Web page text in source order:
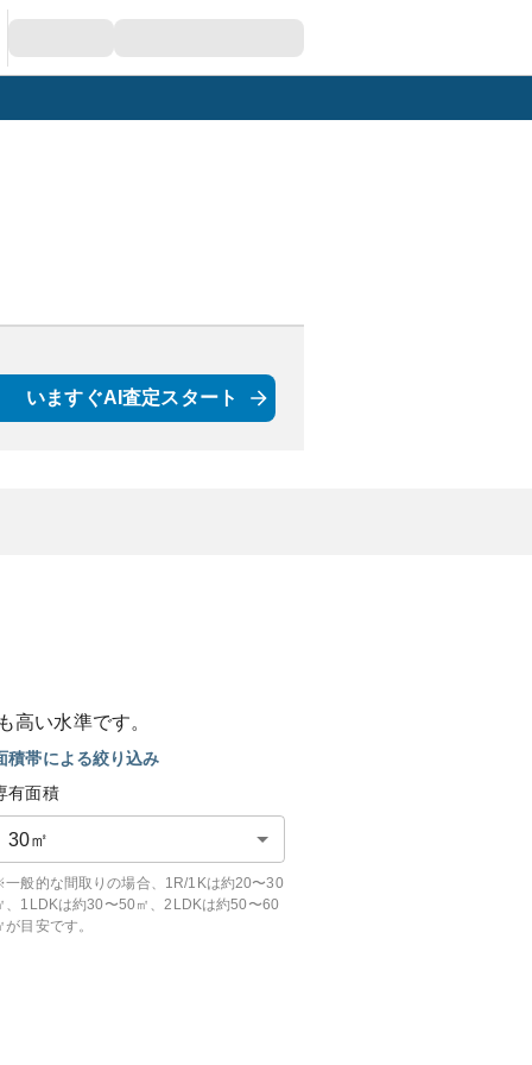
いますぐAI査定スタート
高い水準です。
積帯による絞り込み
有面積
30㎡
般的な間取りの場合、1R/1Kは約20〜30
、1LDKは約30〜50㎡、2LDKは約50〜60
が目安です。